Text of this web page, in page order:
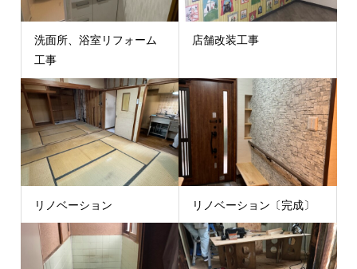
洗面所、浴室リフォーム
工事
店舗改装工事
リノベーション リノベーション〔完成〕